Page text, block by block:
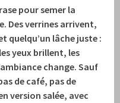
pour semer la
Des verrines arrivent,
quelqu’un lâche juste :
yeux brillent, les
change. Sauf
de café, pas de
version salée, avec